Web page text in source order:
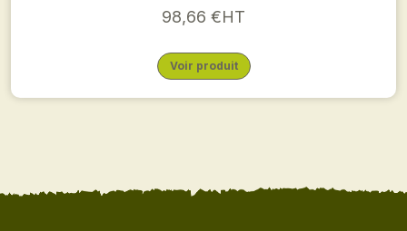
98,66 €HT
Voir produit